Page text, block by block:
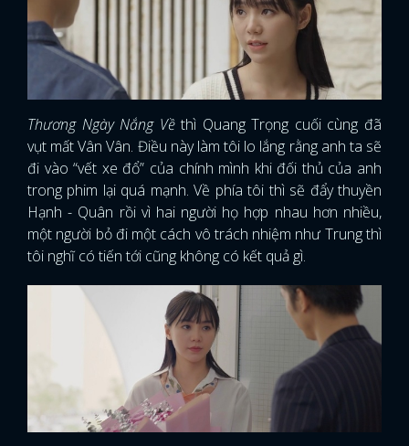
Thương Ngày Nắng Vềthì Quang Trọng cuối cùng đã
vụt mất Vân Vân. Điều này làm tôi lo lắng rằng anh ta sẽ
đi vào “vết xe đổ” của chính mình khi đối thủ của anh
trong phim lại quá mạnh. Về phía tôi thì sẽ đẩy thuyền
Hạnh - Quân rồi vì hai người họ hợp nhau hơn nhiều,
một người bỏ đi một cách vô trách nhiệm như Trung thì
tôi nghĩ có tiến tới cũng không có kết quả gì.